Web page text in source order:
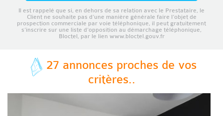
Il est rappelé que si, en dehors de sa relation avec le Prestataire, le
Client ne souhaite pas d’une manière générale faire l’objet de
prospection commerciale par voie téléphonique, il peut gratuitement
s’inscrire sur une liste d’opposition au démarchage téléphonique,
Bloctel, par le lien www.bloctel.gouv.fr
27 annonces proches de vos
critères..